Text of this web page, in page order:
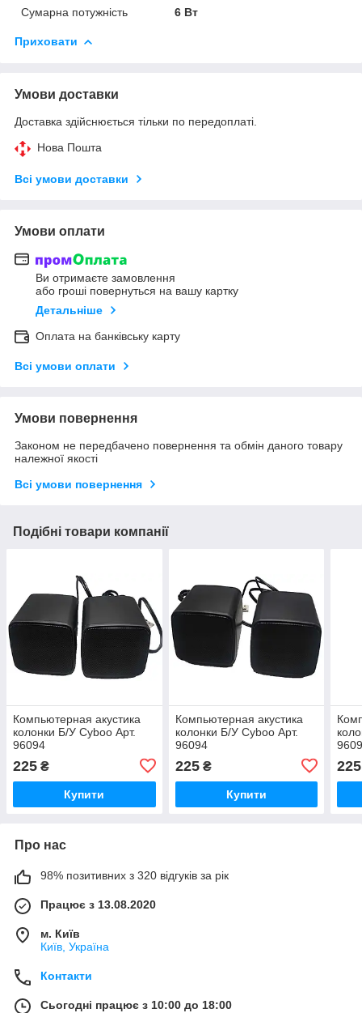
Сумарна потужність
6 Вт
Приховати
Умови доставки
Доставка здійснюється тільки по передоплаті.
Нова Пошта
Всі умови доставки
Умови оплати
Ви отримаєте замовлення
або гроші повернуться на вашу картку
Детальніше
Оплата на банківську карту
Всі умови оплати
Умови повернення
Законом не передбачено повернення та обмін даного товару
належної якості
Всі умови повернення
Подібні товари компанії
Компьютерная акустика
колонки Б/У Cyboo Арт.
96094
225 ₴
Купити
Компьютерная акустика
колонки Б/У Cyboo Арт.
96094
225₴
Купити
225
Про нас
98% позитивних з 320 відгуків за рік
Працює з 13.08.2020
м. Київ
Київ, Україна
Контакти
Сьогодні працює з 10:00 до 18:00